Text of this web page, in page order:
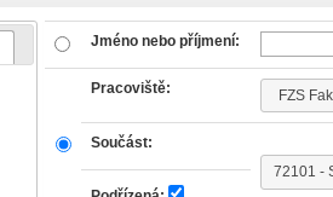
Jméno nebo příjmení:
Pracoviště:
Součást: